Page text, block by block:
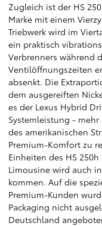
Zugleich ist der HS
Marke mit einem
Triebwerk wird im
ein praktisch
Verbrenners während
Ventilöffnungszeiten
absenkt. Die
dem ausgereiften
es der Lexus Hybrid
Systemleistung -
des amerikanischen
Premium-Komfort zu
Einheiten des HS
Limousine wird auch
kommen. Auf die
Premium-Kunden
Packaging nicht
Deutschland